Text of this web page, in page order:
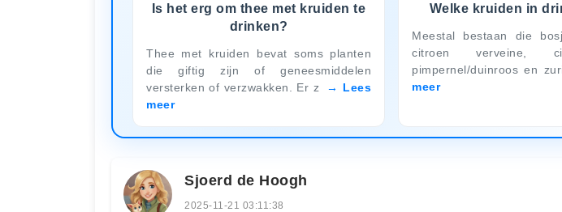
Is het erg om thee met kruiden te
drinken?
Thee met kruiden bevat soms planten
die giftig zijn of geneesmiddelen
versterken of verzwakken. Er z
Lees
meer
Welke kruiden in
Meestal bestaan die
citroen verveine,
pimpernel/duinroos en
meer
Sjoerd de Hoogh
2025-11-21 03:11:38